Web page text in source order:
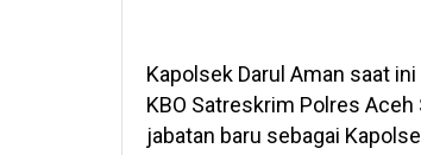
Kapolsek Darul Aman saat
KBO Satreskrim Polres
jabatan baru sebagai